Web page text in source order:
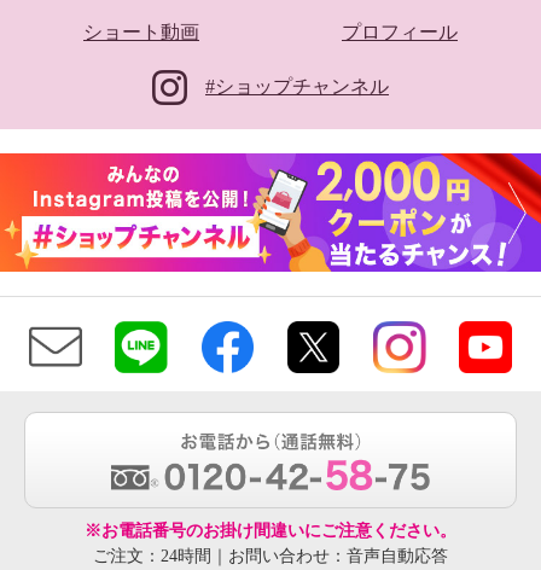
ショート動画 プロフィール
#ショップチャンネル
※お電話番号のお掛け間違いにご注意ください。
ご注文：24時間｜お問い合わせ：音声自動応答